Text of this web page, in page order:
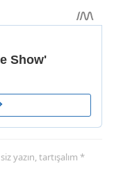
yazın, tartışalım *